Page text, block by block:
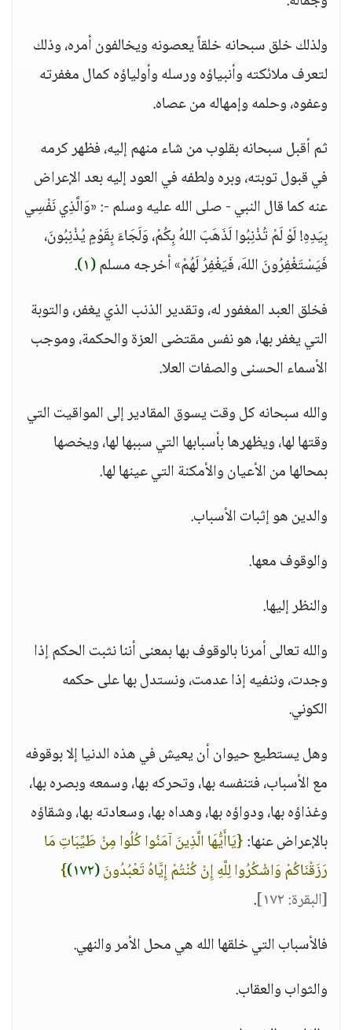
ولذلك خلق سبحانه خلقاً يعصونه ويخالفون أمره، وذلك
لتعرف ملائكته وأنبياؤه ورسله وأولياؤه كمال مغفرته
وعفوه، وحلمه وإمهاله من عصاه.
ثم أقبل سبحانه بقلوب من شاء منهم إليه، فظهر كرمه
في قبول توبته، وبره ولطفه في العود إليه بعد الإعراض
عنه كما قال النبي - صلى الله عليه وسلم -: «وَالَّذِي نَفْسِي
بِيَدِهِ! لَوْ لَمْ تُذْنِبُوا لَذَهَبَ اللهُ بِكُمْ، وَلَجَاءَ بِقَوْمٍ يُذْنِبُونَ،
فَيَسْتَغْفِرُونَ اللهَ، فَيَغْفِرُ لَهُمْ» أخرجه مسلم(١) .
فخلق العبد المغفور له، وتقدير الذنب الذي يغفر، والتوبة
التي يغفر بها، هو نفس مقتضى العزة والحكمة، وموجب
الأسماء الحسنى والصفات العلا.
والله سبحانه كل وقت يسوق المقادير إلى المواقيت التي
وقتها لها، ويظهرها بأسبابها التي سببها لها، ويخصها
بمحالها من الأعيان والأمكنة التي عينها لها.
والدين هو إثبات الأسباب.
والوقوف معها.
والنظر إليها.
والله تعالى أمرنا بالوقوف بها بمعنى أننا نثبت الحكم إذا
وجدت، وننفيه إذا عدمت، ونستدل بها على حكمه
الكوني.
وهل يستطيع حيوان أن يعيش في هذه الدنيا إلا بوقوفه
مع الأسباب، فتنفسه بها، وتحركه بها، وسمعه وبصره بها،
وغذاؤه بها، ودواؤه بها، وهداه بها، وسعادته بها، وشقاؤه
بالإعراض عنها:{يَاأَيُّهَا الَّذِينَ آمَنُوا كُلُوا مِنْ طَيِّبَاتِ مَا
رَزَقْنَاكُمْ وَاشْكُرُوا لِلَّهِ إِنْ كُنْتُمْ إِيَّاهُ تَعْبُدُونَ(١٧٢)
}
[البقرة: ١٧٢]
.
فالأسباب التي خلقها الله هي محل الأمر والنهي.
والثواب والعقاب.